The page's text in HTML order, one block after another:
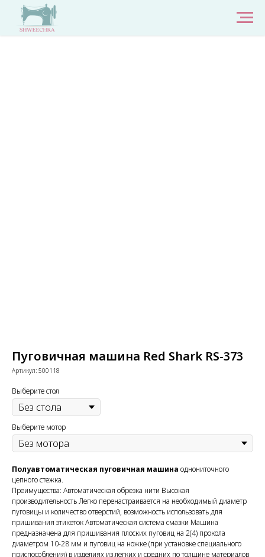
Пуговичная машина Red Shark RS-373
Артикул: 500118
Выберите стол
Выберите мотор
Полуавтоматическая пуговичная машина однониточного
цепного стежка.
Преимущества: Автоматическая обрезка нити Высокая
производительность Легко перенастраивается на необходимый диаметр
пуговицы и количество отверстий, возможность использовать для
пришивания этикеток Автоматическая система смазки Машина
предназначена для пришивания плоских пуговиц на 2(4) прокола
диаметром 10-28 мм и пуговиц на ножке (при установке специального
приспособления) в изделиях из легких и средних по толщине материалов